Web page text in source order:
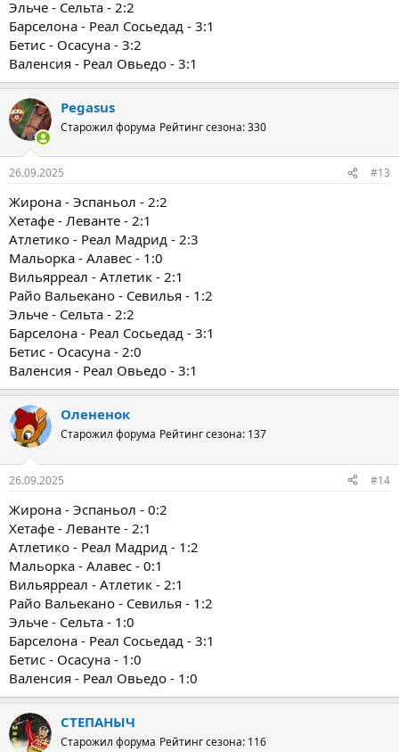
Эльче - Сельта - 2:2
Барселона - Реал Сосьедад - 3:1
Бетис - Осасуна - 3:2
Валенсия - Реал Овьедо - 3:1
Pegasus
Старожил форума Рейтинг сезона: 330
26.09.2025 #13
Жирона - Эспаньол - 2:2
Хетафе - Леванте - 2:1
Атлетико - Реал Мадрид - 2:3
Мальорка - Алавес - 1:0
Вильярреал - Атлетик - 2:1
Райо Вальекано - Севилья - 1:2
Эльче - Сельта - 2:2
Барселона - Реал Сосьедад - 3:1
Бетис - Осасуна - 2:0
Валенсия - Реал Овьедо - 3:1
Олененок
Старожил форума Рейтинг сезона: 137
26.09.2025 #14
Жирона - Эспаньол - 0:2
Хетафе - Леванте - 2:1
Атлетико - Реал Мадрид - 1:2
Мальорка - Алавес - 0:1
Вильярреал - Атлетик - 2:1
Райо Вальекано - Севилья - 1:2
Эльче - Сельта - 1:0
Барселона - Реал Сосьедад - 3:1
Бетис - Осасуна - 1:0
Валенсия - Реал Овьедо - 1:0
СТЕПАНЫЧ
Старожил форума Рейтинг сезона: 116